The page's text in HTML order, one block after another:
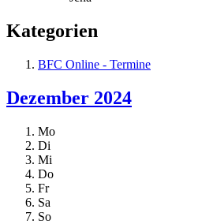
Kategorien
BFC Online - Termine
Dezember 2024
Mo
Di
Mi
Do
Fr
Sa
So